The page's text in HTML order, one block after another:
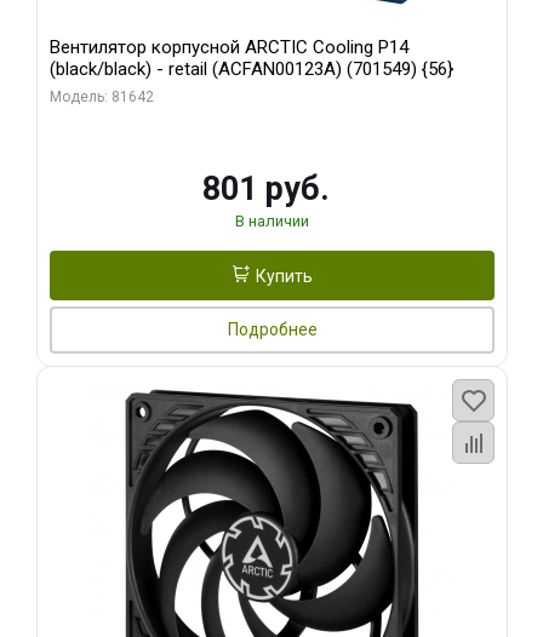
Вентилятор корпусной ARCTIC Cooling P14
(black/black) - retail (ACFAN00123A) (701549) {56}
Модель: 81642
801 руб.
В наличии
Купить
Подробнее